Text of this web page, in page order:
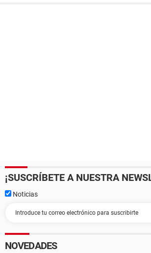
¡SUSCRÍBETE A NUESTRA
Noticias
NOVEDADES